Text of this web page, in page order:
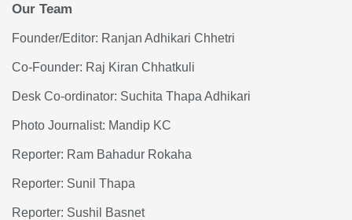
Our Team
Founder/Editor: Ranjan Adhikari Chhetri
Co-Founder: Raj Kiran Chhatkuli
Desk Co-ordinator: Suchita Thapa Adhikari
Photo Journalist: Mandip KC
Reporter: Ram Bahadur Rokaha
Reporter: Sunil Thapa
Reporter: Sushil Basnet